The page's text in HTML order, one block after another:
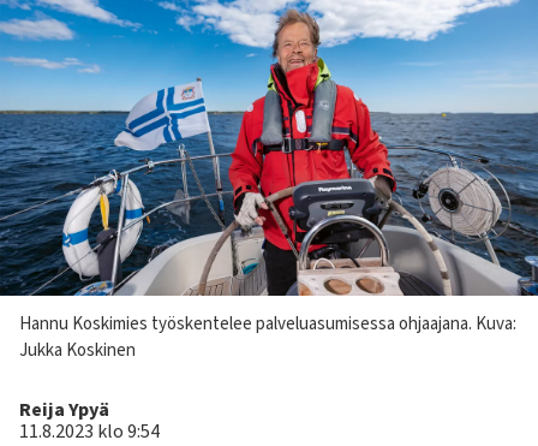
Kuvateksti
Hannu Koskimies työskentelee palveluasumisessa ohjaajana. Kuva:
Jukka Koskinen
Kirjoittaja
Reija Ypyä
11.8.2023 klo 9:54